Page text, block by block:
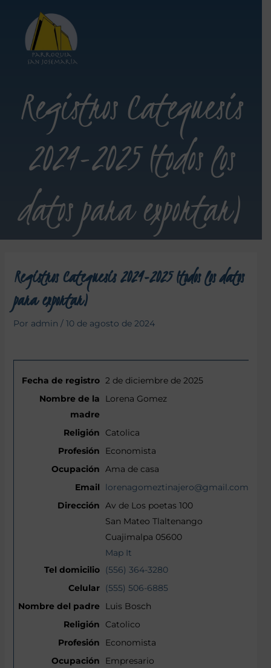
Registros Catequesis
2024-2025 (todos los
datos para exportar)
Registros Catequesis 2024-2025 (todos los datos
para exportar)
Por admin / 10 de agosto de 2024
2 de diciembre de 2025
Lorena Gomez
Catolica
Economista
Ama de casa
lorenagomeztinajero@gmail.com
Av de Los poetas 100
San Mateo Tlaltenango
Cuajimalpa 05600
Map It
(556) 364-3280
(555) 506-6885
Luis Bosch
Catolico
Economista
Empresario